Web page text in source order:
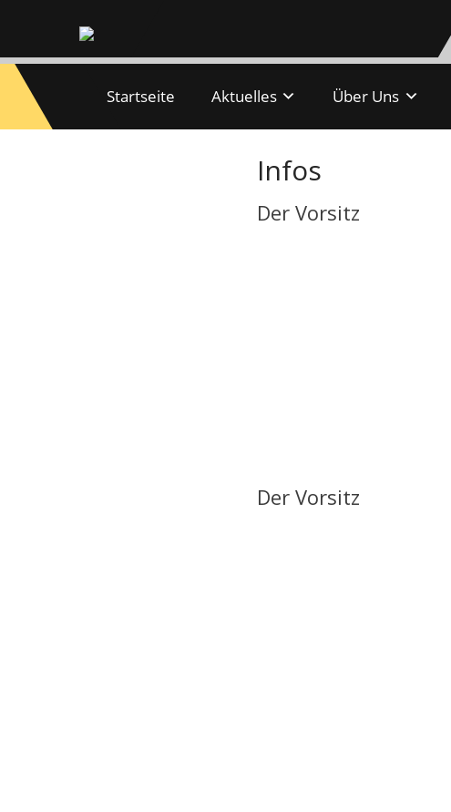
Startseite Aktuelles Über Uns
Infos
Der Vorsitz
Der Vorsitz